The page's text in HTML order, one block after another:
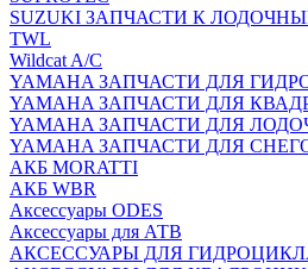
SUZUKI ЗАПЧАСТИ К
TWL
Wildcat A/C
YAMAHA ЗАПЧАСТИ ДЛЯ
YAMAHA ЗАПЧАСТИ ДЛЯ
YAMAHA ЗАПЧАСТИ ДЛЯ
YAMAHA ЗАПЧАСТИ ДЛЯ
АКБ MORATTI
АКБ WBR
Аксессуары ODES
Аксессуары для АТВ
АКСЕССУАРЫ ДЛЯ